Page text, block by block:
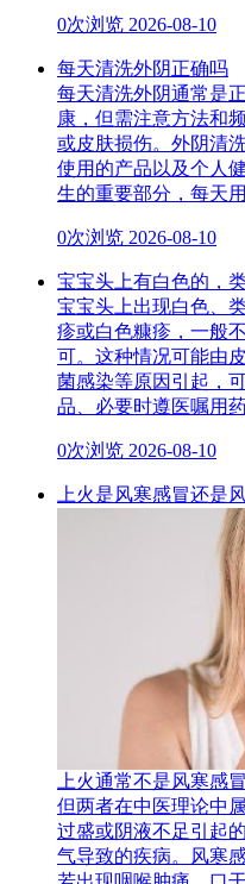
0次浏览 2026-08-10
每天清洗外阴正确吗
每天清洗外阴通常是
康，但需注意方法和
或皮肤损伤。外阴清
使用的产品以及个人
生的重要部分，每天
0次浏览 2026-08-10
宝宝头上有白色的，
宝宝头上出现白色、
疹或白色糠疹，一般
可。这种情况可能由
菌感染等原因引起，
品、必要时遵医嘱用
0次浏览 2026-08-10
上火是风寒感冒还是
上火通常不是风寒感
但两者在中医理论中
过盛或阴液不足引起
气导致的疾病。风寒